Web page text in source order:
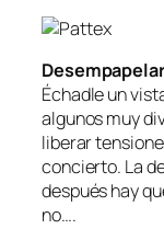
Desempapelar
Échadle un
algunos muy
liberar
concierto. La
después hay
no….